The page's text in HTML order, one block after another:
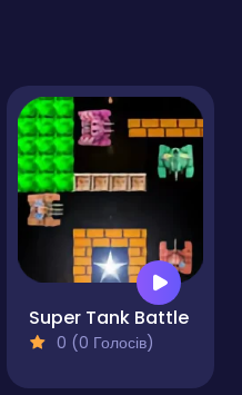
Super Tank Battle
0 (0 Голосів)